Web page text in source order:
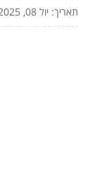
תאריך: יול 08, 2025